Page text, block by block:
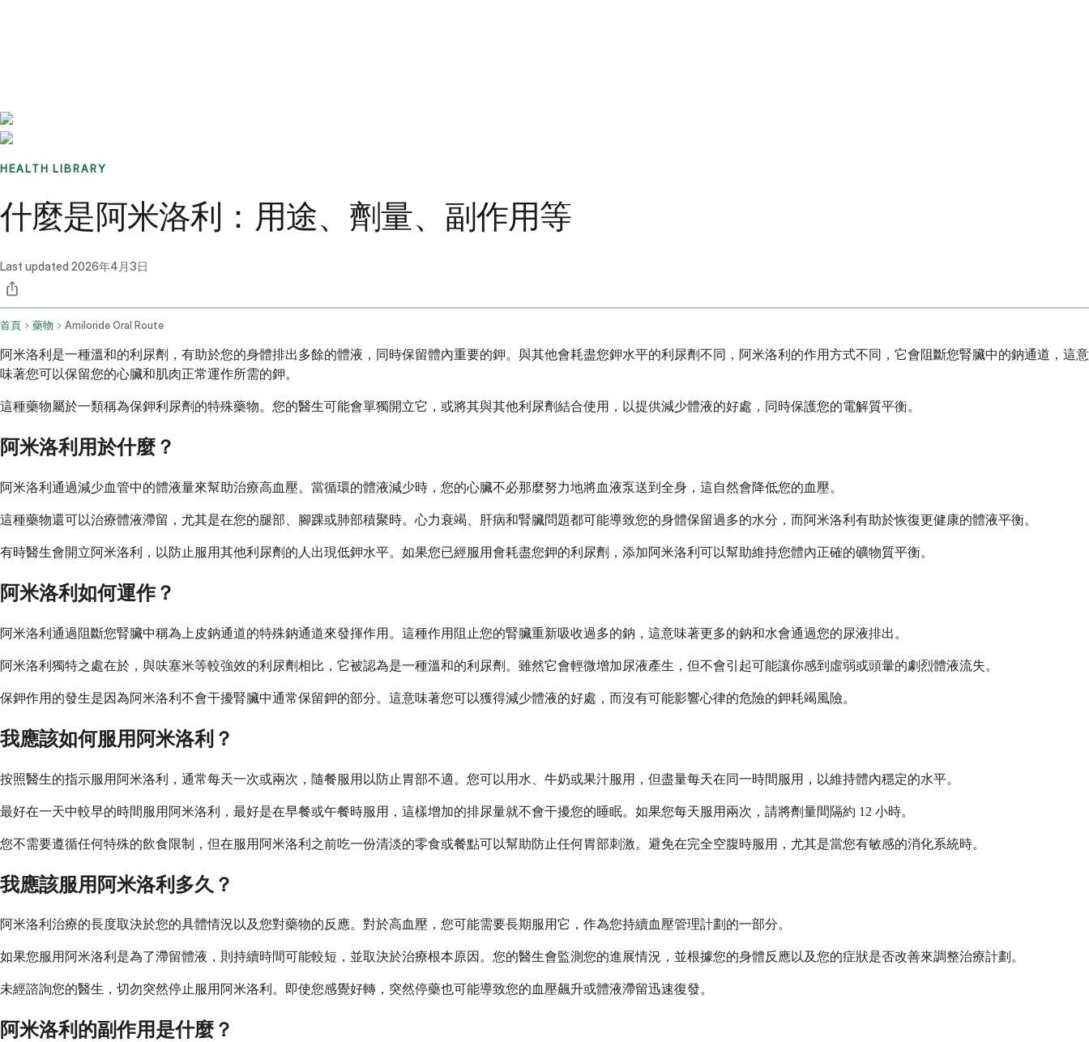
HEALTH LIBRARY
什麼是阿米洛利：用途、劑量、副作用等
Last updated 2026年4月3日
首頁 藥物 Amiloride Oral Route
阿米洛利是一種溫和的利尿劑，有助於您的身體排出多餘的體液，同時保留體內重要的鉀。與其他會耗盡您鉀水平的利尿劑不同，阿米洛利的作用方式不同，它會阻斷您腎臟中的鈉通道，這意
味著您可以保留您的心臟和肌肉正常運作所需的鉀。
這種藥物屬於一類稱為保鉀利尿劑的特殊藥物。您的醫生可能會單獨開立它，或將其與其他利尿劑結合使用，以提供減少體液的好處，同時保護您的電解質平衡。
阿米洛利用於什麼？
阿米洛利通過減少血管中的體液量來幫助治療高血壓。當循環的體液減少時，您的心臟不必那麼努力地將血液泵送到全身，這自然會降低您的血壓。
這種藥物還可以治療體液滯留，尤其是在您的腿部、腳踝或肺部積聚時。心力衰竭、肝病和腎臟問題都可能導致您的身體保留過多的水分，而阿米洛利有助於恢復更健康的體液平衡。
有時醫生會開立阿米洛利，以防止服用其他利尿劑的人出現低鉀水平。如果您已經服用會耗盡您鉀的利尿劑，添加阿米洛利可以幫助維持您體內正確的礦物質平衡。
阿米洛利如何運作？
阿米洛利通過阻斷您腎臟中稱為上皮鈉通道的特殊鈉通道來發揮作用。這種作用阻止您的腎臟重新吸收過多的鈉，這意味著更多的鈉和水會通過您的尿液排出。
阿米洛利獨特之處在於，與呋塞米等較強效的利尿劑相比，它被認為是一種溫和的利尿劑。雖然它會輕微增加尿液產生，但不會引起可能讓你感到虛弱或頭暈的劇烈體液流失。
保鉀作用的發生是因為阿米洛利不會干擾腎臟中通常保留鉀的部分。這意味著您可以獲得減少體液的好處，而沒有可能影響心律的危險的鉀耗竭風險。
我應該如何服用阿米洛利？
按照醫生的指示服用阿米洛利，通常每天一次或兩次，隨餐服用以防止胃部不適。您可以用水、牛奶或果汁服用，但盡量每天在同一時間服用，以維持體內穩定的水平。
最好在一天中較早的時間服用阿米洛利，最好是在早餐或午餐時服用，這樣增加的排尿量就不會干擾您的睡眠。如果您每天服用兩次，請將劑量間隔約 12 小時。
您不需要遵循任何特殊的飲食限制，但在服用阿米洛利之前吃一份清淡的零食或餐點可以幫助防止任何胃部刺激。避免在完全空腹時服用，尤其是當您有敏感的消化系統時。
我應該服用阿米洛利多久？
阿米洛利治療的長度取決於您的具體情況以及您對藥物的反應。對於高血壓，您可能需要長期服用它，作為您持續血壓管理計劃的一部分。
如果您服用阿米洛利是為了滯留體液，則持續時間可能較短，並取決於治療根本原因。您的醫生會監測您的進展情況，並根據您的身體反應以及您的症狀是否改善來調整治療計劃。
未經諮詢您的醫生，切勿突然停止服用阿米洛利。即使您感覺好轉，突然停藥也可能導致您的血壓飆升或體液滯留迅速復發。
阿米洛利的副作用是什麼？